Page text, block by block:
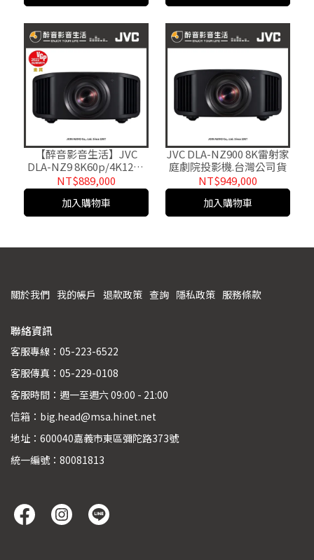
【醉音影音生活】JVC
DLA-NZ9 8K60p/4K120p
雷射家庭劇院投影機.台灣
公司貨
NT$889,000
加入購物車
JVC DLA-NZ900 8K雷射家
庭劇院投影機.台灣公司貨
NT$949,000
加入購物車
關於我們 我的帳戶 退款政策 查詢 隱私政策 服務條款
聯絡資訊
客服專線：05-223-6522
客服傳真：05-229-0108
客服時間：週一至週六 09:00 - 21:00
信箱：big.head@msa.hinet.net
地址：600040嘉義市東區彌陀路373號
統一編號：80081813